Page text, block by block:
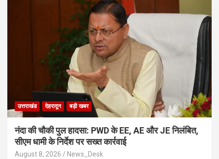
उत्तराखंड देहरादून बड़ी खबर
नंदा की चौकी पुल हादसा: PWD के EE, AE और JE निलंबित,
सीएम धामी के निर्देश पर सख्त कार्रवाई
August 8, 2026 News_Desk